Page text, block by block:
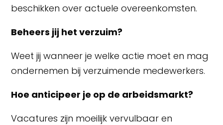
beschikken over actuele overeenkomsten.
Beheers jij het verzuim?
Weet jij wanneer je welke actie moet en mag
ondernemen bij verzuimende medewerkers.
Hoe anticipeer je op de arbeidsmarkt?
Vacatures zijn moeilijk vervulbaar en